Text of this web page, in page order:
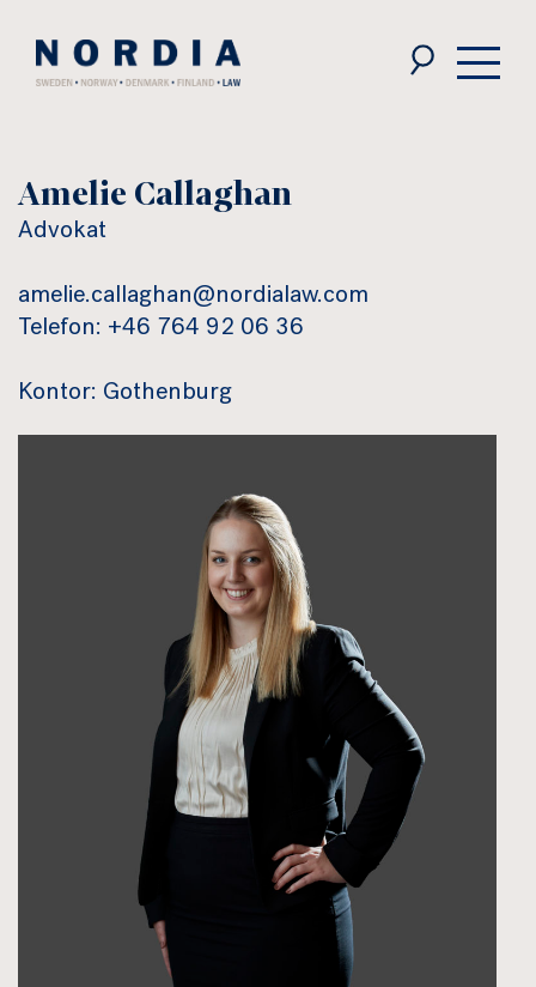
Law
Amelie Callaghan
Advokat
amelie.callaghan@nordialaw.com
Telefon: +46 764 92 06 36
Kontor: Gothenburg